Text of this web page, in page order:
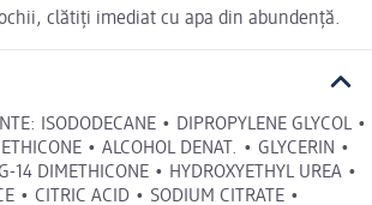
clătiți imediat cu apa din abundență.
ISODODECANE • DIPROPYLENE GLYCOL •
• ALCOHOL DENAT. • GLYCERIN •
14 DIMETHICONE • HYDROXYETHYL UREA •
• CITRIC ACID • SODIUM CITRATE •